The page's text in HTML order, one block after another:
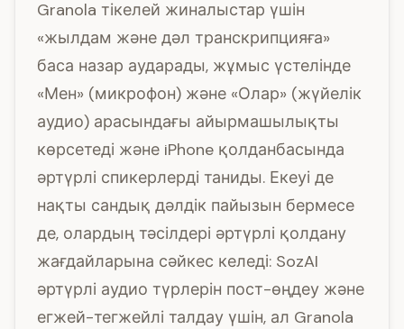
Granola тікелей жиналыстар үшін
«жылдам және дәл транскрипцияға»
баса назар аударады, жұмыс үстелінде
«Мен» (микрофон) және «Олар» (жүйелік
аудио) арасындағы айырмашылықты
көрсетеді және iPhone қолданбасында
әртүрлі спикерлерді таниды. Екеуі де
нақты сандық дәлдік пайызын бермесе
де, олардың тәсілдері әртүрлі қолдану
жағдайларына сәйкес келеді: SozAI
әртүрлі аудио түрлерін пост-өңдеу және
егжей-тегжейлі талдау үшін, ал Granola